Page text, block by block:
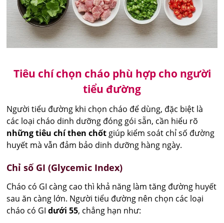
Tiêu chí chọn cháo phù hợp cho người
tiểu đường
Người tiểu đường khi chọn cháo để dùng, đặc biệt là
các loại cháo dinh dưỡng đóng gói sẵn, cần hiểu rõ
những tiêu chí then chốt giúp kiểm soát chỉ số đường
huyết mà vẫn đảm bảo dinh dưỡng hàng ngày.
Chỉ số GI (Glycemic Index)
Cháo có GI càng cao thì khả năng làm tăng đường huyết
sau ăn càng lớn. Người tiểu đường nên chọn các loại
cháo có GIdưới 55, chẳng hạn như: